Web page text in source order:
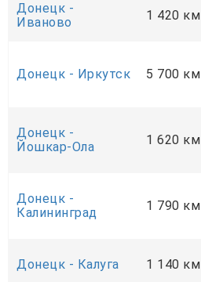
Донецк -
Иваново
1 420 км
Донецк - Иркутск 5 700 км
Донецк -
Йошкар-Ола
1 620 км
Донецк -
Калининград
1 790 км
Донецк - Калуга 1 140 км